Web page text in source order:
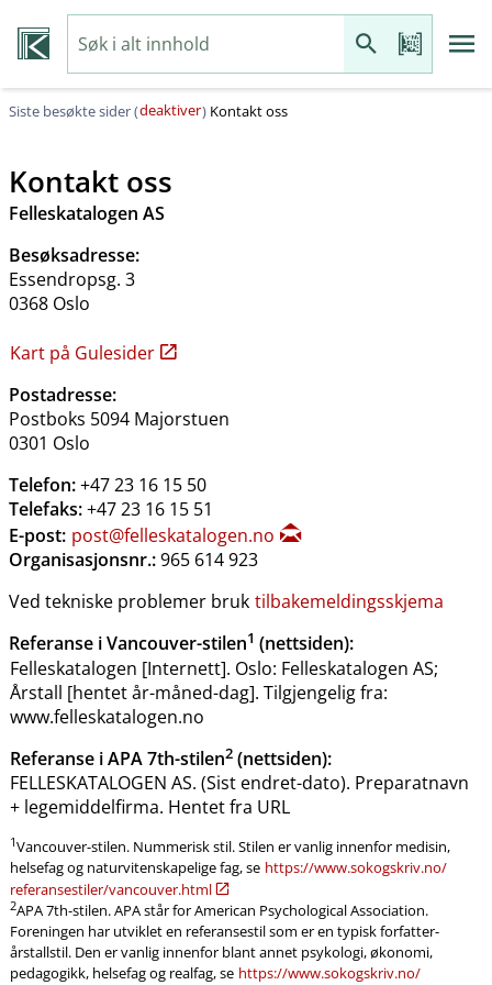
Siste besøkte sider (deaktiver) Kontakt oss
Kontakt oss
Felleskatalogen AS
Besøksadresse:
Essendropsg. 3
0368 Oslo
Kart på Gulesider
Postadresse:
Postboks 5094 Majorstuen
0301 Oslo
Telefon:+47 23 16 15 50
Telefaks:+47 23 16 15 51
E-post: post@felleskatalogen.no
Organisasjonsnr.:965 614 923
Ved tekniske problemer bruk tilbakemeldingsskjema
Referanse i Vancouver-stilen1 (nettsiden):
Felleskatalogen [Internett]. Oslo: Felleskatalogen AS;
Årstall [hentet år-måned-dag]. Tilgjengelig fra:
www.felleskatalogen.no
Referanse i APA 7th-stilen2 (nettsiden):
FELLESKATALOGEN AS. (Sist endret-dato). Preparatnavn
+ legemiddelfirma. Hentet fra URL
1Vancouver-stilen. Nummerisk stil. Stilen er vanlig innenfor medisin,
helsefag og naturvitenskapelige fag, se https:​/​/www.sokogskriv.no​/​
referansestiler​/​vancouver.html
2APA 7th-stilen. APA står for American Psychological Association.
Foreningen har utviklet en referansestil som er en typisk forfatter-
årstallstil. Den er vanlig innenfor blant annet psykologi, økonomi,
pedagogikk, helsefag og realfag, se https:​/​/www.sokogskriv.no​/​